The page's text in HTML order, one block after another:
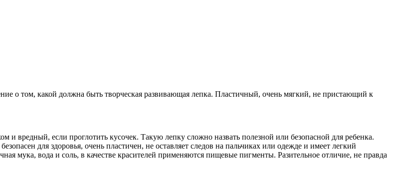
о том, какой должна быть творческая развивающая лепка. Пластичный, очень мягкий, не пристающий к
вредный, если проглотить кусочек. Такую лепку сложно назвать полезной или безопасной для ребенка.
для здоровья, очень пластичен, не оставляет следов на пальчиках или одежде и имеет легкий
мука, вода и соль, в качестве красителей применяются пищевые пигменты. Разительное отличие, не правда